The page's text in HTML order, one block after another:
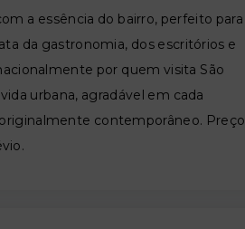
a essência do bairro, perfeito para
da gastronomia, dos escritórios e
por quem visita São
urbana, agradável em cada
contemporâneo. Preço